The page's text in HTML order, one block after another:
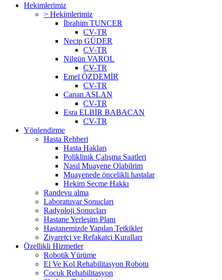
Hekimlerimiz
> Hekimlerimiz
İbrahim TUNCER
CV-TR
Necip GÜDER
CV-TR
Nilgün VAROL
CV-TR
Emel ÖZDEMİR
CV-TR
Canan ASLAN
CV-TR
Esra ELBİR BABACAN
CV-TR
Yönlendirme
Hasta Rehberi
Hasta Hakları
Poliklinik Çalışma Saatleri
Nasıl Muayene Olabilrim
Muayenede öncelikli hastalar
Hekim Seçme Hakkı
Randevu alma
Laboratuvar Sonuçları
Radyoloji Sonuçları
Hastane Yerleşim Planı
Hastanemizde Yapılan Tetkikler
Ziyaretçi ve Refakatçi Kuralları
Özellikli Hizmetler
Robotik Yürüme
El Ve Kol Rehabilitasyon Robotu
Çocuk Rehabilitasyon